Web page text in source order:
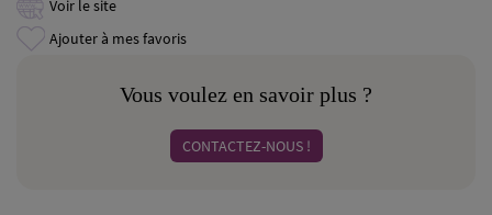
Voir le site
Ajouter à mes favoris
Vous voulez en savoir plus ?
CONTACTEZ-NOUS !